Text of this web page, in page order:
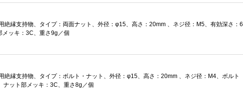
絶縁支持物、タイプ：両面ナット、外径：φ15、高さ：20mm 、ネジ径：M5、有効深さ：6
メッキ：3C、重さ9g／個
絶縁支持物、タイプ：ボルト・ナット、外径：φ15、高さ：20mm 、ネジ径：M4、ボルト
ナット部メッキ：3C、重さ8g／個